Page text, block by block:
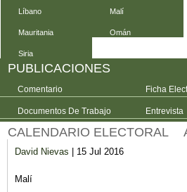
La noche del 15 al 16 de Julio de 2016
fue paralizada por el actual gobierno del
representados en el Parlamento, cuyo
sufrido el país, expresaron en aquellas
Leer mássobre Turquía tras el Golpe del
Mali, a un año del
David Nievas | 15 Jul 2016
Malí
Líbano Malí
Mauritania Omán
Siria
PUBLICACIONES
Comentario Ficha
Documentos De Trabajo Entrevista
CALENDARIO ELECTORAL